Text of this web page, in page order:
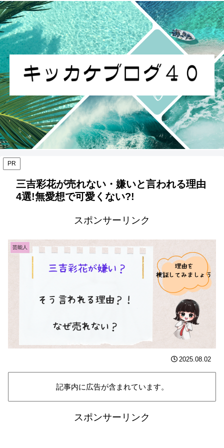
PR
三吉彩花が売れない・嫌いと言われる理由
4選!無愛想で可愛くない?!
スポンサーリンク
芸能人
2025.08.02
記事内に広告が含まれています。
スポンサーリンク